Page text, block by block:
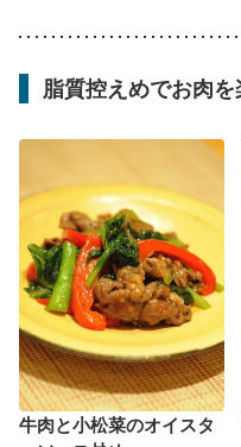
脂質控えめでお肉
牛肉と小松菜のオイスタ